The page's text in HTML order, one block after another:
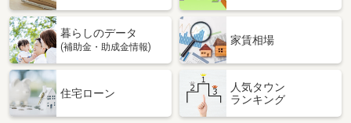
暮らしのデータ
(補助金・助成金情報)
家賃相場
住宅ローン
人気タウン
ランキング